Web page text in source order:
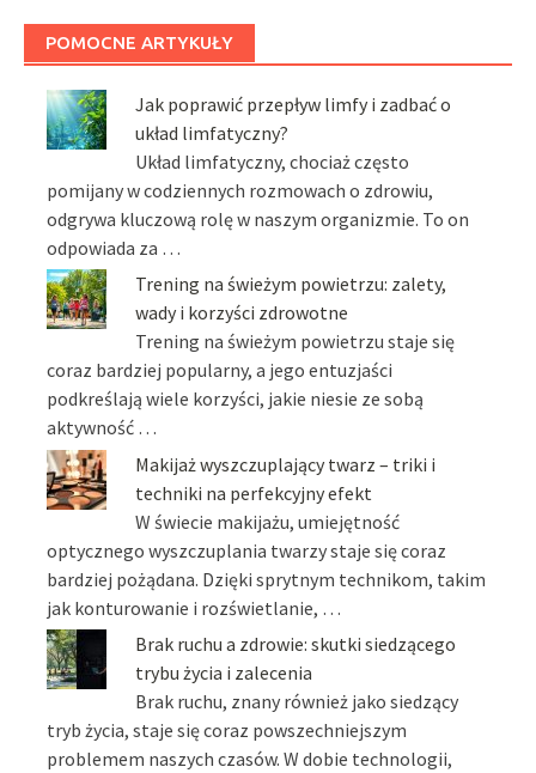
POMOCNE ARTYKUŁY
Jak poprawić przepływ limfy i zadbać o
układ limfatyczny?
Układ limfatyczny, chociaż często
pomijany w codziennych rozmowach o zdrowiu,
odgrywa kluczową rolę w naszym organizmie. To on
odpowiada za …
Trening na świeżym powietrzu: zalety,
wady i korzyści zdrowotne
Trening na świeżym powietrzu staje się
coraz bardziej popularny, a jego entuzjaści
podkreślają wiele korzyści, jakie niesie ze sobą
aktywność …
Makijaż wyszczuplający twarz – triki i
techniki na perfekcyjny efekt
W świecie makijażu, umiejętność
optycznego wyszczuplania twarzy staje się coraz
bardziej pożądana. Dzięki sprytnym technikom, takim
jak konturowanie i rozświetlanie, …
Brak ruchu a zdrowie: skutki siedzącego
trybu życia i zalecenia
Brak ruchu, znany również jako siedzący
tryb życia, staje się coraz powszechniejszym
problemem naszych czasów. W dobie technologii,